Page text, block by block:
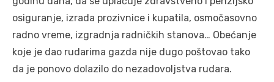
osiguranje, izrada prozivnice i kupatila, osmočasovno
radno vreme, izgradnja radničkih stanova… Obećanje
koje je dao rudarima gazda nije dugo poštovao tako
da je ponovo dolazilo do nezadovoljstva rudara.